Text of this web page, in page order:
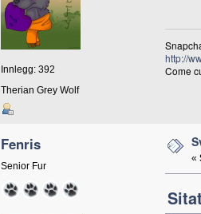
Innlegg: 392
Therian Grey Wolf
http://
Come
Fenris
Senior Fur
«